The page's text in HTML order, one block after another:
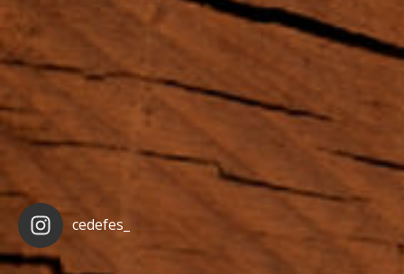
cedefes_